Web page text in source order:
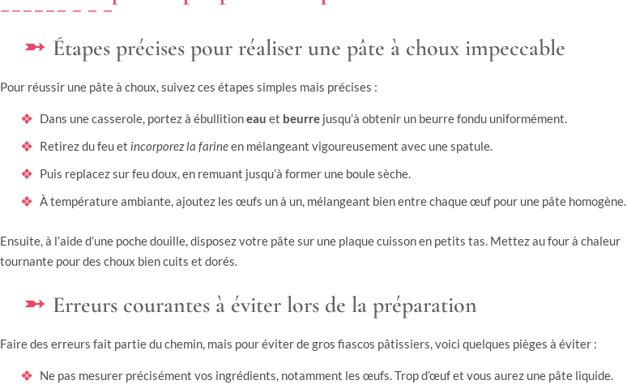
Étapes précises pour réaliser une pâte à choux impeccable
Pour réussir une pâte à choux, suivez ces étapes simples mais précises :
Dans une casserole, portez à ébullitioneau et beurre jusqu’à obtenir un beurre fondu uniformément.
Retirez du feu et incorporez la farineen mélangeant vigoureusement avec une spatule.
Puis replacez sur feu doux, en remuant jusqu’à former une boule sèche.
À température ambiante, ajoutez les œufs un à un, mélangeant bien entre chaque œuf pour une pâte homogène.
Ensuite, à l’aide d’une poche douille, disposez votre pâte sur une plaque cuisson en petits tas. Mettez au four à chaleur
tournante pour des choux bien cuits et dorés.
Erreurs courantes à éviter lors de la préparation
Faire des erreurs fait partie du chemin, mais pour éviter de gros fiascos pâtissiers, voici quelques pièges à éviter :
Ne pas mesurer précisément vos ingrédients, notamment les œufs. Trop d’œuf et vous aurez une pâte liquide.